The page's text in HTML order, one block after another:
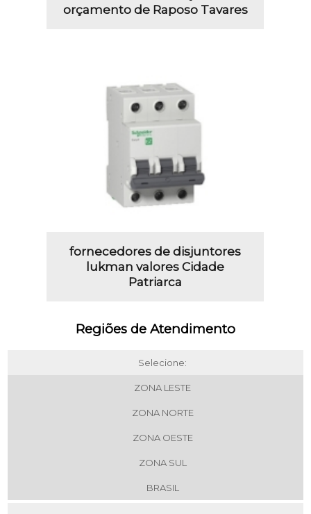
orçamento de Raposo Tavares
fornecedores de disjuntores
lukman valores Cidade
Patriarca
Regiões de Atendimento
Selecione:
ZONA LESTE
ZONA NORTE
ZONA OESTE
ZONA SUL
BRASIL